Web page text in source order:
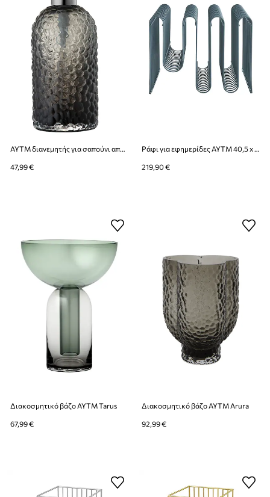
47,99 € 219,90 €
Διακοσμητικό βάζο AYTM Tarus
67,99 €
Διακοσμητικό βάζο AYTM Arura
92,99 €